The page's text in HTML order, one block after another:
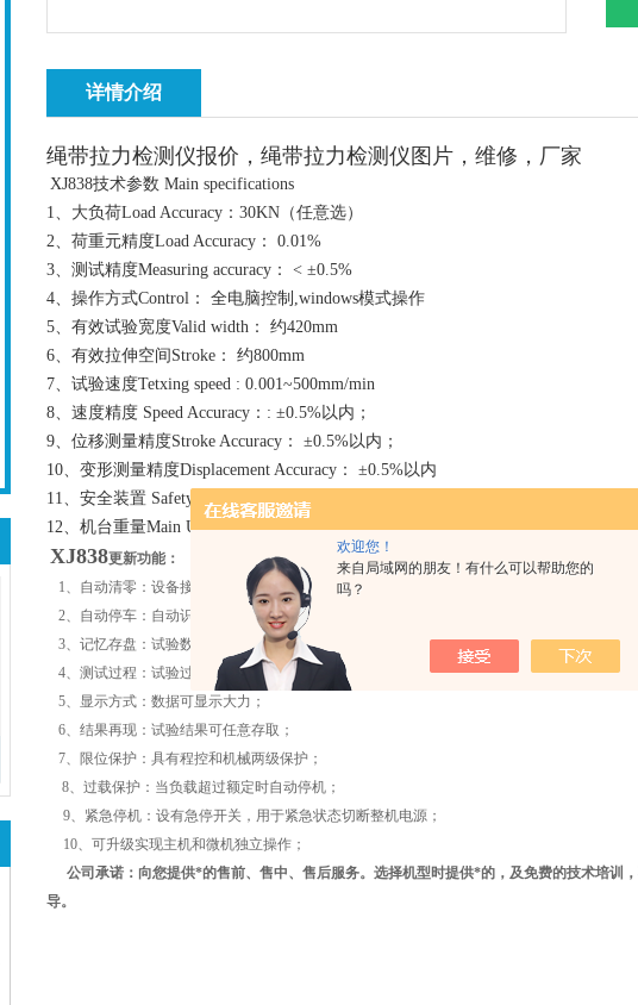
欢迎您！
来自局域网的朋友！有什么可以帮助您的
吗？
详情介绍
绳带拉力检测仪报价，绳带拉力检测仪 图片，维修， 厂家
XJ838技术参数 Main specifications
1、大负荷Load Accuracy：30KN（任意选）
2、荷重元精度Load Accuracy： 0.01%
3、测试精度Measuring accuracy： < ±0.5%
4、操作方式Control： 全电脑控制,windows模式操作
5、有效试验宽度Valid width： 约420mm
6、有效拉伸空间Stroke： 约800mm
7、试验速度Tetxing speed : 0.001~500mm/min
8、速度精度 Speed Accuracy：: ±0.5%以内；
9、位移测量精度Stroke Accuracy： ±0.5%以内；
10、变形测量精度Displacement Accuracy： ±0.5%以内
11、安全装置 Safety device： 电子限位保护，紧急停止键 Safeguard stroke
12、机台重量Main Unit Weight ： 约240kg
XJ838更新功能：
1、自动清零：设备接到指令，测量系统便自动清零；
2、自动停车：自动识别试验大力，断裂后自动停车；
3、记忆存盘：试验数据和实验条件可自动存盘，一次、两次或多次以免丢失；
4、测试过程：试验过程及测量、显示、分析等均由数控微软完成；
5、显示方式：数据可显示大力；
6、结果再现：试验结果可任意存取；
7、限位保护：具有程控和机械两级保护；
8、过载保护：当负载超过额定时自动停机；
9、紧急停机：设有急停开关，用于紧急状态切断整机电源；
10、可升级实现主机和微机独立操作；
公司承诺：向您提供*的售前、售中、售后服务。选择机型时提供*的，及免费的技术培训
导。